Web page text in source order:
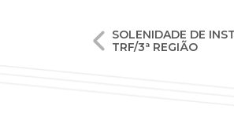
Navegação
SOLENIDADE DE
TRF/3ª REGIÃO